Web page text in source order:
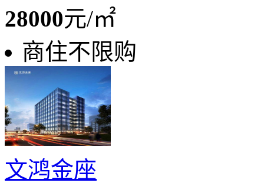
28000元/㎡
商住不限购
文鸿金座